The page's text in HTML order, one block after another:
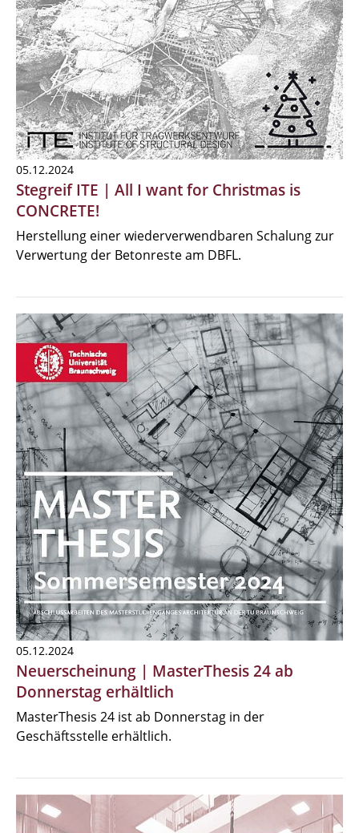
05.12.2024
Stegreif ITE | All I want for Christmas is
CONCRETE!
Herstellung einer wiederverwendbaren Schalung zur
Verwertung der Betonreste am DBFL.
05.12.2024
Neuerscheinung | MasterThesis 24 ab
Donnerstag erhältlich
MasterThesis 24 ist ab Donnerstag in der
Geschäftsstelle erhältlich.